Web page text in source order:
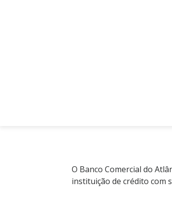
O Banco Comercial do
instituição de crédito com